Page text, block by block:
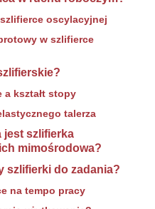
oscylacyjnej
w szlifierce
a kształt stopy
talerza
jest szlifierka
mimośrodowa?
szlifierki do zadania?
na tempo pracy